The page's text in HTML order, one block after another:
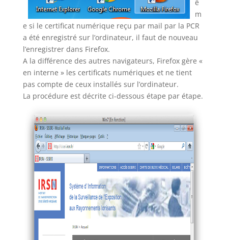
ê
m
e si le certificat numérique reçu par mail par la PCR
a été enregistré sur l’ordinateur, il faut de nouveau
l’enregistrer dans Firefox.
A la différence des autres navigateurs, Firefox gère «
en interne » les certificats numériques et ne tient
pas compte de ceux installés sur l’ordinateur.
La procédure est décrite ci-dessous étape par étape.